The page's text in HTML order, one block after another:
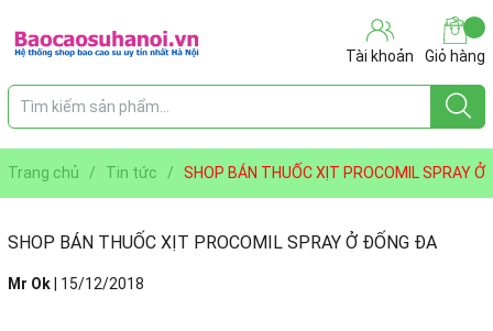
Tài khoản Giỏ hàng
Trang chủ / Tin tức /
SHOP BÁN THUỐC XỊT PROCOMIL SPRAY Ở
ĐỐNG ĐA
SHOP BÁN THUỐC XỊT PROCOMIL SPRAY Ở ĐỐNG ĐA
Mr Ok 15/12/2018